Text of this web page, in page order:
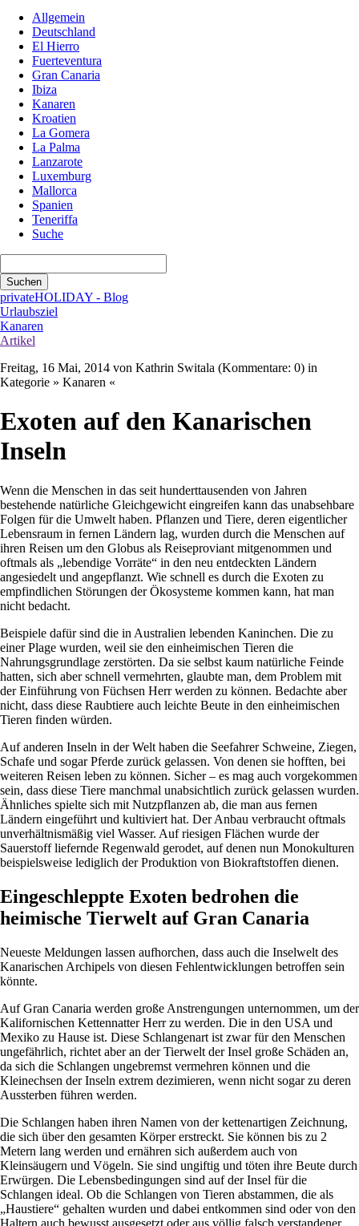
Allgemein
Deutschland
El Hierro
Fuerteventura
Gran Canaria
Ibiza
Kanaren
Kroatien
La Gomera
La Palma
Lanzarote
Luxemburg
Mallorca
Spanien
Teneriffa
Suche
Suchen
privateHOLIDAY - Blog
Urlaubsziel
Kanaren
Artikel
Freitag, 16 Mai, 2014 von Kathrin Switala (Kommentare: 0) in
Kategorie » Kanaren «
Exoten auf den Kanarischen
Inseln
Wenn die Menschen in das seit hunderttausenden von Jahren
bestehende natürliche Gleichgewicht eingreifen kann das unabsehbare
Folgen für die Umwelt haben. Pflanzen und Tiere, deren eigentlicher
Lebensraum in fernen Ländern lag, wurden durch die Menschen auf
ihren Reisen um den Globus als Reiseproviant mitgenommen und
oftmals als „lebendige Vorräte“ in den neu entdeckten Ländern
angesiedelt und angepflanzt. Wie schnell es durch die Exoten zu
empfindlichen Störungen der Ökosysteme kommen kann, hat man
nicht bedacht.
Beispiele dafür sind die in Australien lebenden Kaninchen. Die zu
einer Plage wurden, weil sie den einheimischen Tieren die
Nahrungsgrundlage zerstörten. Da sie selbst kaum natürliche Feinde
hatten, sich aber schnell vermehrten, glaubte man, dem Problem mit
der Einführung von Füchsen Herr werden zu können. Bedachte aber
nicht, dass diese Raubtiere auch leichte Beute in den einheimischen
Tieren finden würden.
Auf anderen Inseln in der Welt haben die Seefahrer Schweine, Ziegen,
Schafe und sogar Pferde zurück gelassen. Von denen sie hofften, bei
weiteren Reisen leben zu können. Sicher – es mag auch vorgekommen
sein, dass diese Tiere manchmal unabsichtlich zurück gelassen wurden.
Ähnliches spielte sich mit Nutzpflanzen ab, die man aus fernen
Ländern eingeführt und kultiviert hat. Der Anbau verbraucht oftmals
unverhältnismäßig viel Wasser. Auf riesigen Flächen wurde der
Sauerstoff liefernde Regenwald gerodet, auf denen nun Monokulturen
beispielsweise lediglich der Produktion von Biokraftstoffen dienen.
Eingeschleppte Exoten bedrohen die
heimische Tierwelt auf Gran Canaria
Neueste Meldungen lassen aufhorchen, dass auch die Inselwelt des
Kanarischen Archipels von diesen Fehlentwicklungen betroffen sein
könnte.
Auf Gran Canaria werden große Anstrengungen unternommen, um der
Kalifornischen Kettennatter Herr zu werden. Die in den USA und
Mexiko zu Hause ist. Diese Schlangenart ist zwar für den Menschen
ungefährlich, richtet aber an der Tierwelt der Insel große Schäden an,
da sich die Schlangen ungebremst vermehren können und die
Kleinechsen der Inseln extrem dezimieren, wenn nicht sogar zu deren
Aussterben führen werden.
Die Schlangen haben ihren Namen von der kettenartigen Zeichnung,
die sich über den gesamten Körper erstreckt. Sie können bis zu 2
Metern lang werden und ernähren sich außerdem auch von
Kleinsäugern und Vögeln. Sie sind ungiftig und töten ihre Beute durch
Erwürgen. Die Lebensbedingungen sind auf der Insel für die
Schlangen ideal. Ob die Schlangen von Tieren abstammen, die als
„Haustiere“ gehalten wurden und dabei entkommen sind oder von den
Haltern auch bewusst ausgesetzt oder aus völlig falsch verstandener